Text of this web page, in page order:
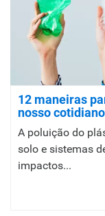
12 maneiras
nosso cotidiano
A poluição do
solo e sistemas
impactos...